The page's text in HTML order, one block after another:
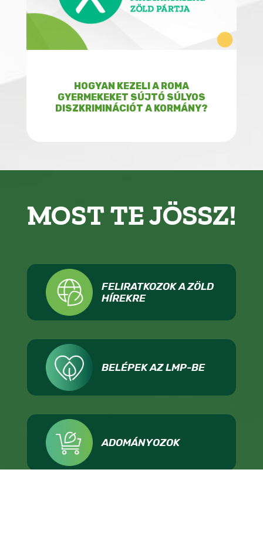
HOGYAN KEZELI A ROMA
GYERMEKEKET SÚJTÓ SÚLYOS
DISZKRIMINÁCIÓT A KORMÁNY?
MOST TE JÖSSZ!
FELIRATKOZOK A ZÖLD
HÍREKRE
BELÉPEK AZ LMP-BE
ADOMÁNYOZOK